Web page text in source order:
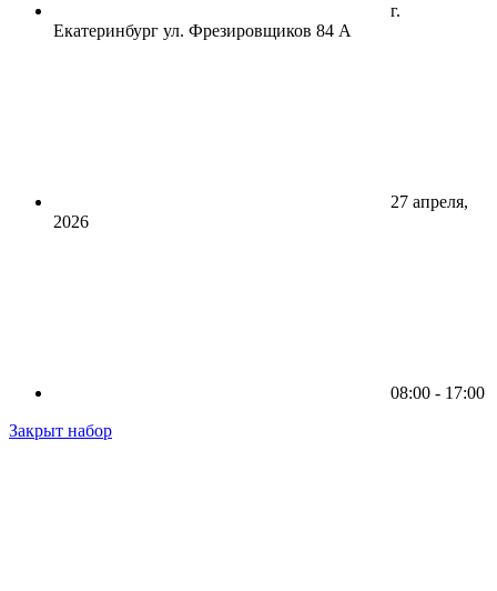
г.
Екатеринбург ул. Фрезировщиков 84 А
27 апреля,
2026
08:00 - 17:00
Закрыт набор